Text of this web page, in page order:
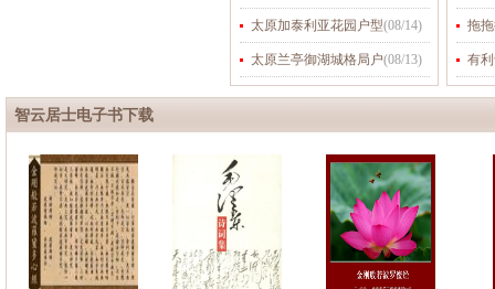
太原加泰利亚花园户型(08/14)
太原兰亭御湖城格局户(08/13)
拖
有
智云居士电子书下载